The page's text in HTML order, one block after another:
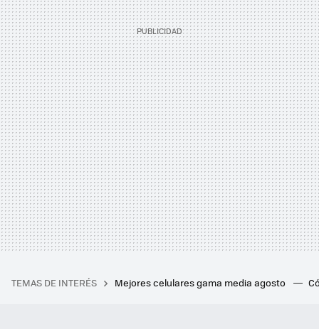
TEMAS DE INTERÉS Mejores celulares gama media agosto